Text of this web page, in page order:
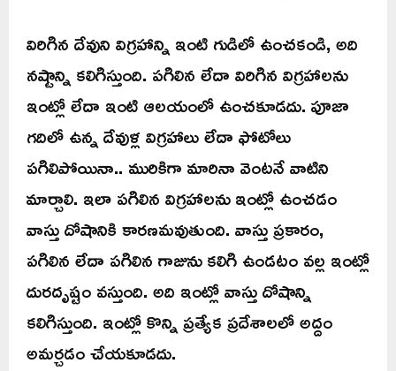
విరిగిన దేవుని విగ్రహాన్ని ఇంటి గుడిలో ఉంచకండి, అది
నష్టాన్ని కలిగిస్తుంది. పగిలిన లేదా విరిగిన విగ్రహాలను
ఇంట్లో లేదా ఇంటి ఆలయంలో ఉంచకూడదు. పూజా
గదిలో ఉన్న దేవుళ్ల విగ్రహాలు లేదా ఫోటోలు
పగిలిపోయినా.. మురికిగా మారినా వెంటనే వాటిని
మార్చాలి. ఇలా పగిలిన విగ్రహాలను ఇంట్లో ఉంచడం
వాస్తు దోషానికి కారణమవుతుంది. వాస్తు ప్రకారం,
పగిలిన లేదా పగిలిన గాజును కలిగి ఉండటం వల్ల ఇంట్లో
దురదృష్టం వస్తుంది. అది ఇంట్లో వాస్తు దోషాన్ని
కలిగిస్తుంది. ఇంట్లో కొన్ని ప్రత్యేక ప్రదేశాలలో అద్దం
అమర్చడం చేయకూడదు.